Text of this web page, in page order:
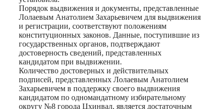
Порядок выдвижения и документы, представленные
Лолаевым Анатолием Захарьевичем для выдвижения
и регистрации, соответствуют положениям
конституционных законов. Данные, поступившие из
государственных органов, подтверждают
достоверность сведений, представленных
кандидатом при выдвижении.
Количество достоверных и действительных
подписей, представленных Лолаевым Анатолием
Захарьевичем в поддержку своего выдвижения
кандидатом по одномандатному избирательному
округу №8 города Цхинвал, является достаточным